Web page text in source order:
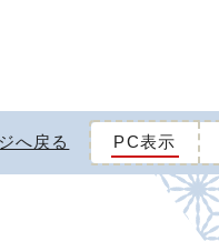
へ戻る PC表示